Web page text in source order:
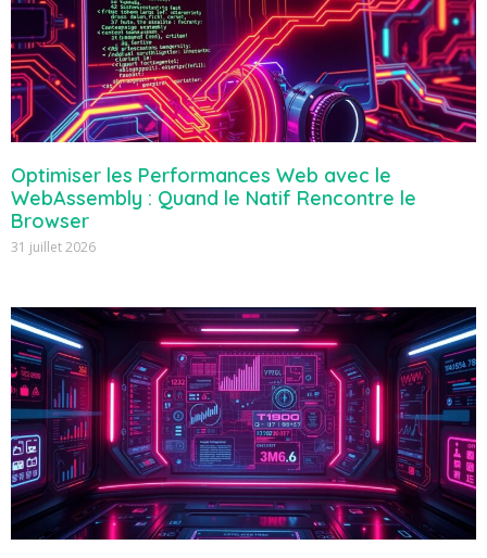
Optimiser les Performances Web avec le
WebAssembly : Quand le Natif Rencontre le
Browser
31 juillet 2026